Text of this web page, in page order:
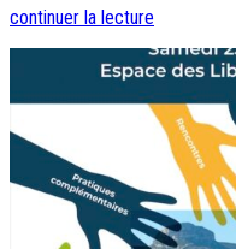
continuer la lecture